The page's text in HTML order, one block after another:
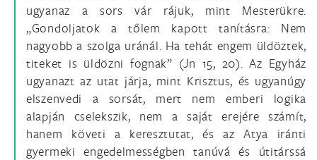
ugyanaz a sors vár rájuk, mint Mesterükre.
„Gondoljatok a tőlem kapott tanításra: Nem
nagyobb a szolga uránál. Ha tehát engem üldöztek,
titeket is üldözni fognak” (Jn 15, 20). Az Egyház
ugyanazt az utat járja, mint Krisztus, és ugyanúgy
elszenvedi a sorsát, mert nem emberi logika
alapján cselekszik, nem a saját erejére számít,
hanem követi a keresztutat, és az Atya iránti
gyermeki engedelmességben tanúvá és útitárssá